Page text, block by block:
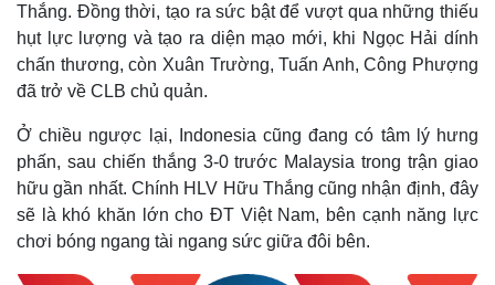
Thắng. Đồng thời, tạo ra sức bật để vượt qua những thiếu
hụt lực lượng và tạo ra diện mạo mới, khi Ngọc Hải dính
chấn thương, còn Xuân Trường, Tuấn Anh, Công Phượng
đã trở về CLB chủ quản.
Ở chiều ngược lại, Indonesia cũng đang có tâm lý hưng
phấn, sau chiến thắng 3-0 trước Malaysia trong trận giao
hữu gần nhất. Chính HLV Hữu Thắng cũng nhận định, đây
sẽ là khó khăn lớn cho ĐT Việt Nam, bên cạnh năng lực
chơi bóng ngang tài ngang sức giữa đôi bên.